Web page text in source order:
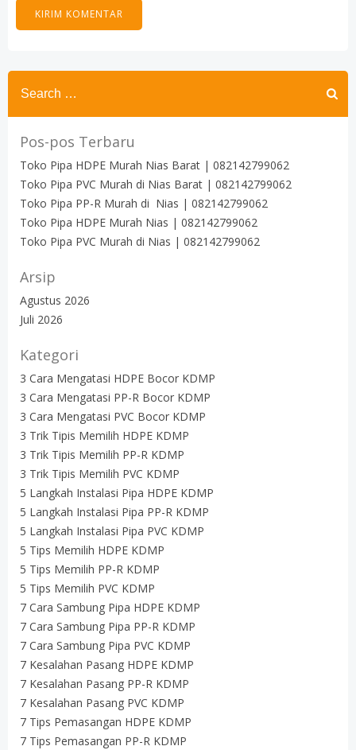
Search
for:
Pos-pos Terbaru
Toko Pipa HDPE Murah Nias Barat | 082142799062
Toko Pipa PVC Murah di Nias Barat | 082142799062
Toko Pipa PP-R Murah di Nias | 082142799062
Toko Pipa HDPE Murah Nias | 082142799062
Toko Pipa PVC Murah di Nias | 082142799062
Arsip
Agustus 2026
Juli 2026
Kategori
3 Cara Mengatasi HDPE Bocor KDMP
3 Cara Mengatasi PP-R Bocor KDMP
3 Cara Mengatasi PVC Bocor KDMP
3 Trik Tipis Memilih HDPE KDMP
3 Trik Tipis Memilih PP-R KDMP
3 Trik Tipis Memilih PVC KDMP
5 Langkah Instalasi Pipa HDPE KDMP
5 Langkah Instalasi Pipa PP-R KDMP
5 Langkah Instalasi Pipa PVC KDMP
5 Tips Memilih HDPE KDMP
5 Tips Memilih PP-R KDMP
5 Tips Memilih PVC KDMP
7 Cara Sambung Pipa HDPE KDMP
7 Cara Sambung Pipa PP-R KDMP
7 Cara Sambung Pipa PVC KDMP
7 Kesalahan Pasang HDPE KDMP
7 Kesalahan Pasang PP-R KDMP
7 Kesalahan Pasang PVC KDMP
7 Tips Pemasangan HDPE KDMP
7 Tips Pemasangan PP-R KDMP